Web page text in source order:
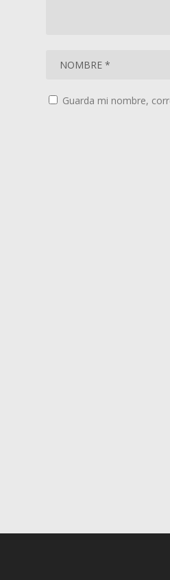
Guarda mi nombre,